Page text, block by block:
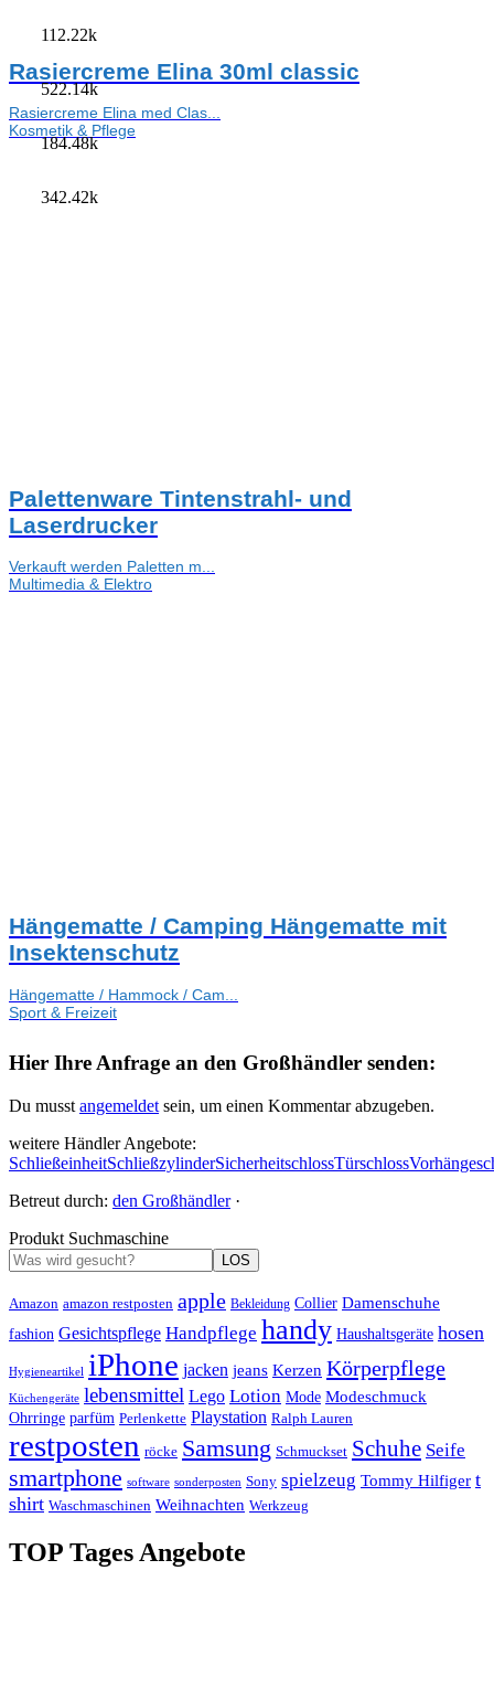
Rasiercreme Elina 30ml classic
Rasiercreme Elina med Clas...
Kosmetik & Pflege
Palettenware Tintenstrahl- und
Laserdrucker
Verkauft werden Paletten m...
Multimedia & Elektro
Hängematte / Camping Hängematte mit
Insektenschutz
Hängematte / Hammock / Cam...
Sport & Freizeit
Hier Ihre Anfrage an den Großhändler senden:
Du musst angemeldet sein, um einen Kommentar abzugeben.
weitere Händler Angebote:
SchließeinheitSchließzylinderSicherheitschlossTürschloss
Betreut durch: den Großhändler·
Produkt Suchmaschine
LOS
Amazon amazon restposten apple Bekleidung Collier Damenschuhe
fashion Gesichtspflege Handpflege handy Haushaltsgeräte hosen
Hygieneartikel iPhone jacken jeans Kerzen Körperpflege
Küchengeräte lebensmittel Lego Lotion Mode Modeschmuck
Ohrringe parfüm Perlenkette Playstation Ralph Lauren
restposten röcke Samsung Schmuckset Schuhe Seife
smartphone software sonderposten Sony spielzeug Tommy Hilfiger t
shirt Waschmaschinen Weihnachten Werkzeug
TOP Tages Angebote
112.22k
522.14k
184.48k
342.42k